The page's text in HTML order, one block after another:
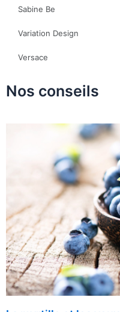
Sabine Be
Variation Design
Versace
Nos conseils